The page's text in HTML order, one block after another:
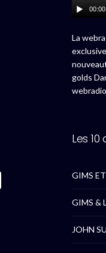
00:00
La
golds
Les
GIMS
GIMS &
JOHN